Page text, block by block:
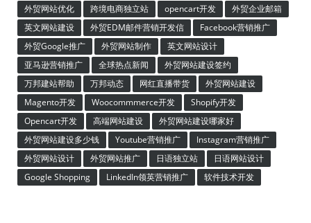
外贸网站优化 跨境电商独立站 opencart开发
外贸企业邮箱
英文网站建设
外贸EDM邮件营销开发信
Facebook营销推广
外贸Google推广
外贸网站制作
英文网站设计
亚马逊营销推广
全球热点新闻
外贸网站建设签约
万邦建站帮助
万邦动态 网红直播带货
外贸网站建设
Magento开发
Woocommmerce开发
Shopify开发
Opencart开发
高端网站建设
外贸网站建设哪家好
外贸网站建设多少钱
Youtube营销推广
Instagram营销推广
外贸网站设计
外贸网站推广 日语独立站
日语网站设计
Google Shopping
LinkedIn领英营销推广 软件技术开发